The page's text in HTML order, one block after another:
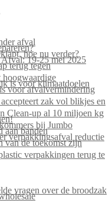
afval
hoe nu verder?
19-25 mei 2025
terug tegen
is voor klimaatdoelen
voor afvalvermindering
zak vol blikjes en
Clean-up al 10 miljoen kg
bij Jumbo
aan banden
verpakkingsafval reductie
van de toekomst zijn
verpakkingen terug te
vragen over de broodzak